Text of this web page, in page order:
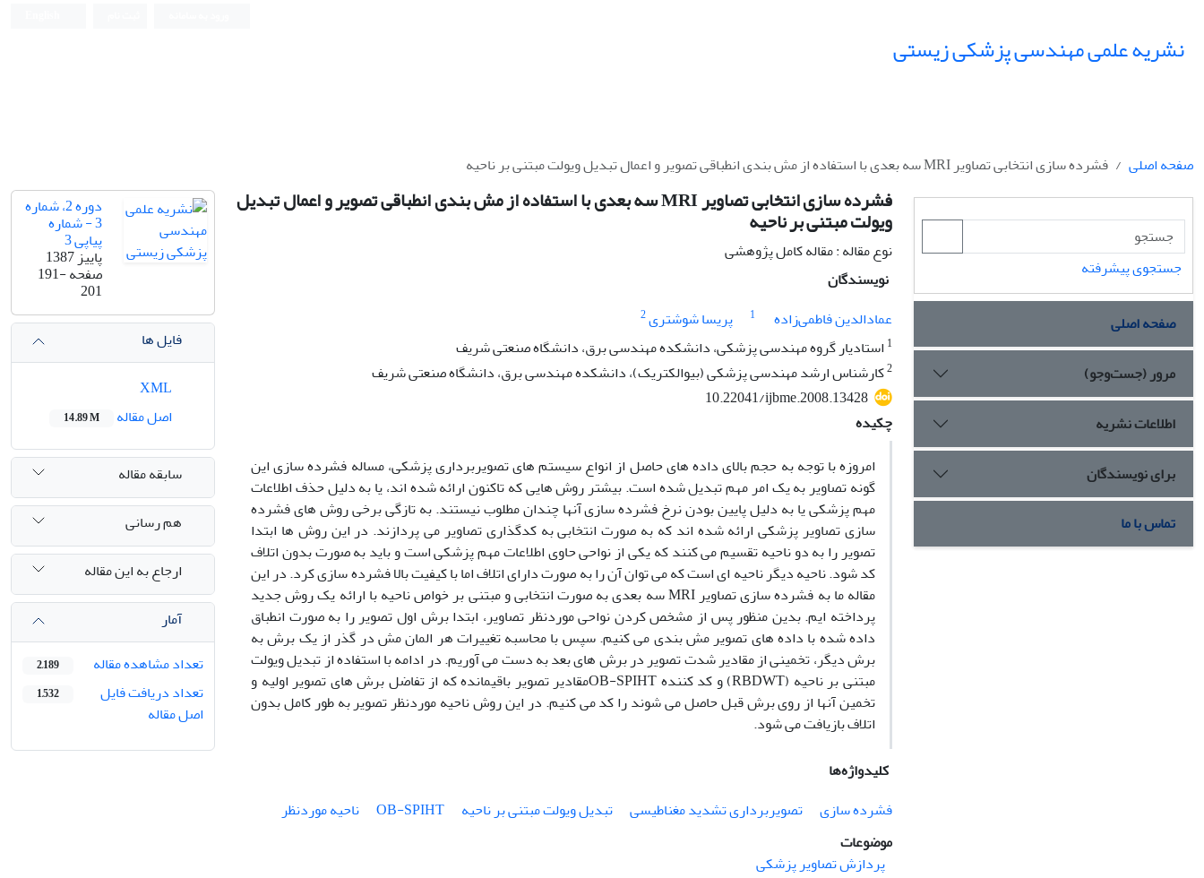
نشریه علمی مهندسی پزشکی زیستی
صفحه اصلی فشرده سازی انتخابی تصاویر MRI سه بعدی با استفاده از مش بندی انطباقی تصویر و اعمال تبدیل ویولت مبتنی بر ناحیه
فشرده سازی انتخابی تصاویر MRI سه بعدی با استفاده از مش بندی انطباقی تصویر و اعمال تبدیل
ویولت مبتنی بر ناحیه
نوع مقاله : مقاله کامل پژوهشی
نویسندگان
عمادالدین فاطمی‌زاده
1 پریسا شوشتری2
1 استادیار گروه مهندسی پزشکی، دانشکده مهندسی برق، دانشگاه صنعتی شریف
2کارشناس ارشد مهندسی پزشکی (بیوالکتریک)، دانشکده مهندسی برق، دانشگاه صنعتی شریف
10.22041/ijbme.2008.13428
چکیده
امروزه با توجه به حجم بالای داده های حاصل از انواع سیستم های تصویربرداری پزشکی، مساله فشرده سازی این
گونه تصاویر به یک امر مهم تبدیل شده است. بیشتر روش هایی که تاکنون ارائه شده اند، یا به دلیل حذف اطلاعات
مهم پزشکی یا به دلیل پایین بودن نرخ فشرده سازی آنها چندان مطلوب نیستند. به تازگی برخی روش های فشرده
سازی تصاویر پزشکی ارائه شده اند که به صورت انتخابی به کدگذاری تصاویر می پردازند. در این روش ها ابتدا
تصویر را به دو ناحیه تقسیم می کنند که یکی از نواحی حاوی اطلاعات مهم پزشکی است و باید به صورت بدون اتلاف
کد شود. ناحیه دیگر ناحیه ای است که می توان آن را به صورت دارای اتلاف اما با کیفیت بالا فشرده سازی کرد. در این
مقاله ما به فشرده سازی تصاویر MRI سه بعدی به صورت انتخابی و مبتنی بر خواص ناحیه با ارائه یک روش جدید
پرداخته ایم. بدین منظور پس از مشخص کردن نواحی موردنظر تصاویر، ابتدا برش اول تصویر را به صورت انطباق
داده شده با داده های تصویر مش بندی می کنیم. سپس با محاسبه تغییرات هر المان مش در گذر از یک برش به
برش دیگر، تخمینی از مقادیر شدت تصویر در برش های بعد به دست می آوریم. در ادامه با استفاده از تبدیل ویولت
مبتنی بر ناحیه (RBDWT) و کد کننده OB-SPIHTمقادیر تصویر باقیمانده که از تفاضل برش های تصویر اولیه و
تخمین آنها از روی برش قبل حاصل می شوند را کد می کنیم. در این روش ناحیه موردنظر تصویر به طور کامل بدون
اتلاف بازیافت می شود.
کلیدواژه‌ها
فشرده سازی
تصویربرداری تشدید مغناطیسی تبدیل ویولت مبتنی بر ناحیه OB-SPIHT
ناحیه موردنظر
موضوعات
پردازش تصاویر پزشکی
دوره 2، شماره
3 - شماره
پیاپی 3
پاییز 1387
صفحه191-
201
فایل ها
اصل مقاله
14.89 M
سابقه مقاله
هم رسانی
ارجاع به این مقاله
آمار
تعداد مشاهده مقاله
2,189
تعداد دریافت فایل
اصل مقاله
1,532
جستجوی پیشرفته
صفحه اصلی
مرور (جست‌وجو)
اطلاعات نشریه
برای نویسندگان
تماس با ما